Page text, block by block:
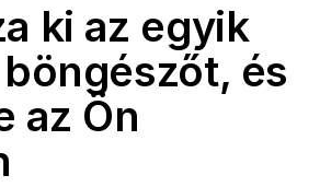
ki az egyik
és
az Ön